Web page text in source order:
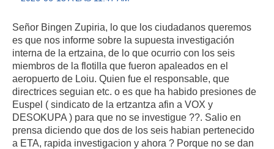
Señor Bingen Zupiria, lo que los ciudadanos queremos
es que nos informe sobre la supuesta investigación
interna de la ertzaina, de lo que ocurrio con los seis
miembros de la flotilla que fueron apaleados en el
aeropuerto de Loiu. Quien fue el responsable, que
directrices seguian etc. o es que ha habido presiones de
Euspel ( sindicato de la ertzantza afin a VOX y
DESOKUPA ) para que no se investigue ??. Salio en
prensa diciendo que dos de los seis habian pertenecido
a ETA, rapida investigacion y ahora ? Porque no se dan